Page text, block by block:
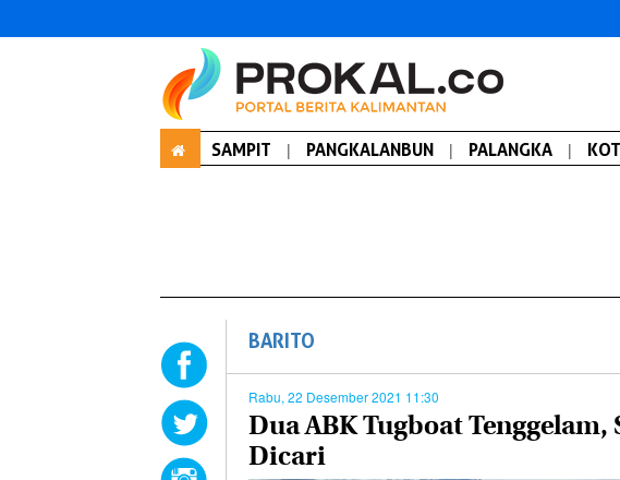
SAMPIT | PANGKALANBUN | PALANGKA |
BARITO
Rabu, 22 Desember 2021 11:30
Dua ABK Tugboat Tenggelam,
Dicari